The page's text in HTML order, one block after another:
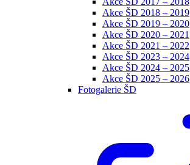
Akce ŠD 2018 – 2019
Akce ŠD 2019 – 2020
Akce ŠD 2020 – 2021
Akce ŠD 2021 – 2022
Akce ŠD 2023 – 2024
Akce ŠD 2024 – 2025
Akce ŠD 2025 – 2026
Fotogalerie ŠD